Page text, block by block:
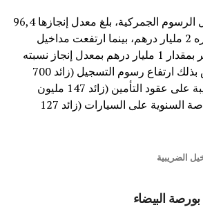
وفي ما يتعلق بمداخيل الرسوم الجمركية، بلغ معدل إنجازها 96,4
في المائة وارتفاع قدره 2 مليار درهم، بينما ارتفعت مداخيل
رسوم التسجيل والتنبر بمقدار 1 مليار درهم بمعدل إنجاز نسبته
91 في المائة، لتعكس بذلك ارتفاع رسوم التسجيل (زائد 700
مليون درهم)، والضريبة على عقود التأمين (زائد 147 مليون
درهم)، والضريبة الخاصة السنوية على السيارات (زائد 127
الضريبية
البيضاء